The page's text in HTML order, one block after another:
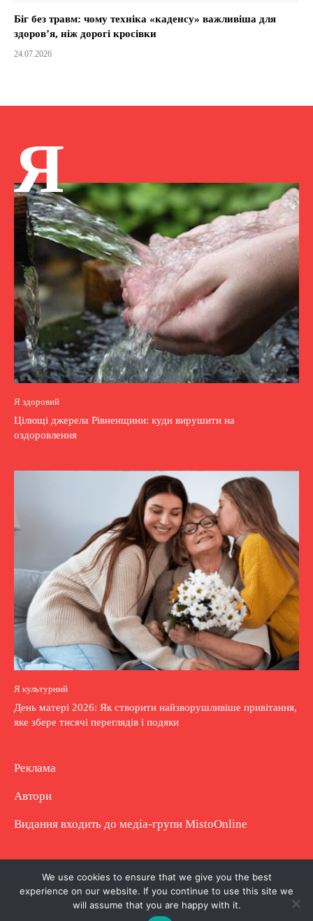
Біг без травм: чому техніка «каденсу» важливіша для
здоров’я, ніж дорогі кросівки
24.07.2026
Я
Я здоровий
Цілющі джерела Рівненщини: куди вирушити на
оздоровлення
Я культурний
День матері 2026: Як створити найзворушливіше привітання,
яке збере тисячі переглядів і подяки
Реклама
Автори
Видання входить до медіа-групи MistoOnline
Copyright © Повне використання матеріалу
заборонено. Частково можна з гіперпосиланням.
We use cookies to ensure that we give you the best
experience on our website. If you continue to use this site we
will assume that you are happy with it.